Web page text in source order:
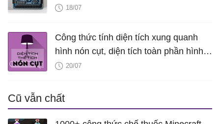
18/07
Công thức tính diện tích xung quanh
hình nón cụt, diện tích toàn phần hình
nón cụt, thể tích hình nón cụt
20/07
Cũ vẫn chất